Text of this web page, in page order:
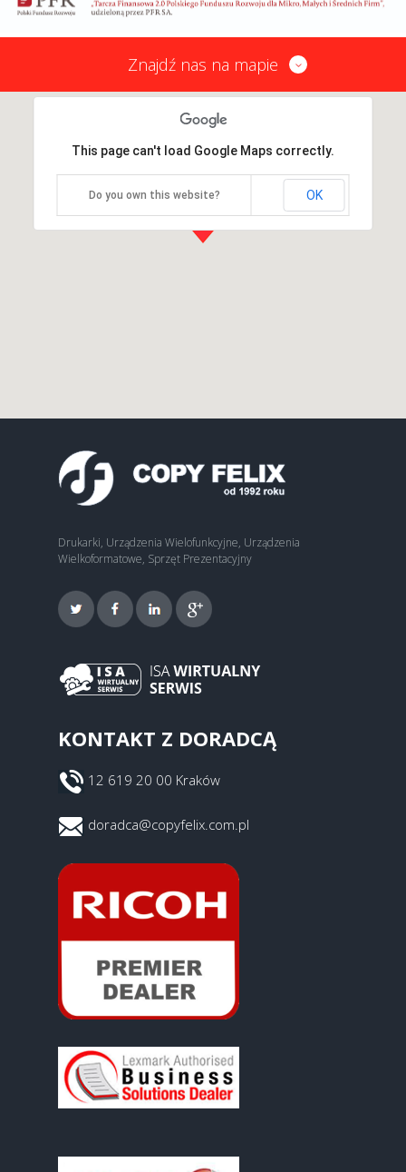
Znajdź nas na mapie
This page can't load Google Maps correctly.
Do you own this website? OK
Drukarki, Urządzenia Wielofunkcyjne, Urządzenia
Wielkoformatowe, Sprzęt Prezentacyjny
KONTAKT Z DORADCĄ
12 619 20 00 Kraków
doradca@copyfelix.com.pl